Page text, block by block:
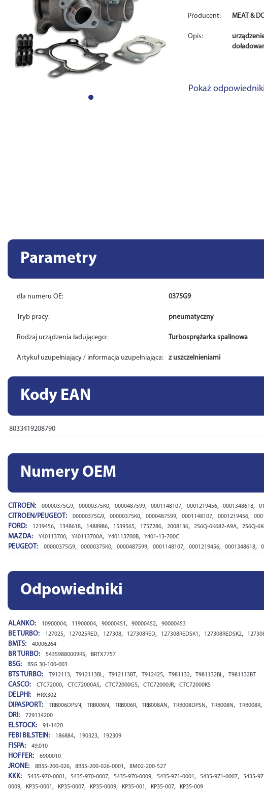
Producent: MEAT &
Opis:
Pokaż
Parametry
dla numeru OE: 0375G9
Tryb pracy: pneumatyczny
Rodzaj urządzenia ładującego: Turbosprężarka spalinowa
Artykuł uzupełniający / informacja uzupełniająca: z uszczelnieniami
Kody EAN
8033419208790
Numery OEM
CITROEN: 00000375G9, 00000375K0, 0000487599, 0001148107, 0001219456, 0001348618,
CITROEN/PEUGEOT: 00000375G9, 00000375K0, 0000487599, 0001148107, 0001219456,
FORD: 1219456, 1348618, 1488986, 1539565, 1757286, 2008136, 2S6Q-6K682-A9A, 2S6Q-
MAZDA: Y40113700, Y40113700A, Y40113700B, Y401-13-700C
PEUGEOT: 00000375G9, 00000375K0, 0000487599, 0001148107, 0001219456, 0001348618,
Odpowiedniki
ALANKO: 10900004, 11900004, 900004S1 , 900004S2, 900004S3
BE TURBO: 127025, 127025RED, 127308, 127308RED, 127308REDSK1 , 127308REDSK2,
BMTS: 40006264
BR TURBO: 54359880009RS, BRTX7757
BSG: BSG 30-100-003
BTS TURBO: T912113, T912113BL, T912113BT, T912425, T981132, T981132BL, T981132BT
CASCO: CTC72000, CTC72000AS, CTC72000GS, CTC72000JR, CTC72000KS
DELPHI: HRX302
DIPASPORT: TRB006DPSN, TRB006N, TRB006R, TRB008AN, TRB008DPSN, TRB008N, TRB008R,
DRI: 729114200
ELSTOCK: 91-1420
FEBI BILSTEIN: 186884, 190323, 192309
FISPA: 49.010
HOFFER: 6900010
JRONE: 8B35-200-026, 8B35-200-026-0001 , 8M02-200-527
KKK: 5435-970-0001 , 5435-970-0007, 5435-970-0009, 5435-971-0001 , 5435-971-0007, 5435-
0009, KP35-0001 , KP35-0007, KP35-0009, KP35-001 , KP35-007, KP35-009